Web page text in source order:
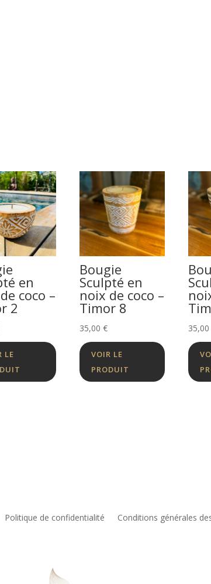
en
coco –
2
LE
Bougie
Sculpté en
noix de coco –
Timor 8
35,00€
VOIR LE
PRODUIT
Politique de confidentialité Conditions générales